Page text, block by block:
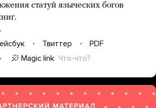
статуй языческих богов
Твиттер
PDF
Magic link Что-что?